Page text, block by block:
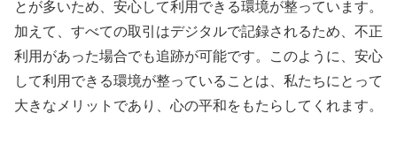
とが多いため、安心して利用できる環境が整っています。
加えて、すべての取引はデジタルで記録されるため、不正
利用があった場合でも追跡が可能です。このように、安心
して利用できる環境が整っていることは、私たちにとって
大きなメリットであり、心の平和をもたらしてくれます。